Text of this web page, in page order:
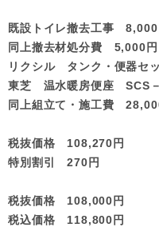
既設トイレ撤去工事 8,000
同上撤去材処分費 5,000円
リクシル タンク・便器
東芝 温水暖房便座 SCS
同上組立て・施工費
税抜価格 108,270円
特別割引 270円
税抜価格 108,000円
税込価格 118,800円